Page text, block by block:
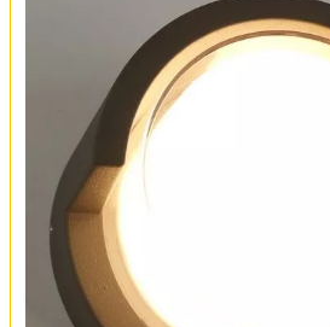
Комплект лампочек
Вся коллекция
Оплата и доставка
Обмен и возврат
Установка
FAQ